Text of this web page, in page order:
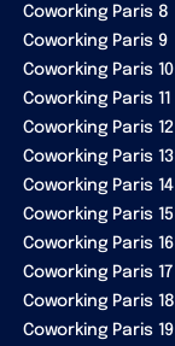
Coworking Paris 8
Coworking Paris 9
Coworking Paris 10
Coworking Paris 11
Coworking Paris 12
Coworking Paris 13
Coworking Paris 14
Coworking Paris 15
Coworking Paris 16
Coworking Paris 17
Coworking Paris 18
Coworking Paris 19